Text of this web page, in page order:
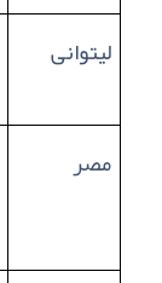
لیتوانی
مصر